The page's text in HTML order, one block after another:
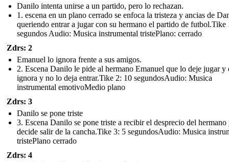
Danilo intenta unirse a un partido, pero lo rechazan.
1. escena en un plano cerrado se enfoca la tristeza y ancias de
queriendo entrar a jugar con su hermano el partido de futbol.Tike
segundos Audio: Musica instrumental tristePlano: cerrado
Zdrs: 2
Emanuel lo ignora frente a sus amigos.
2. Escena Danilo le pide al hermano Emanuel que lo deje jugar y
ignora y no lo deja entrar.Tike 2: 10 segundosAudio: Musica
instrumental emotivoMedio plano
Zdrs: 3
Danilo se pone triste
3. Escena Danilo se pone triste a recibir el desprecio del hermano
decide salir de la cancha.Tike 3: 5 segundosAudio: Musica
tristePlano cerrado
Zdrs: 4